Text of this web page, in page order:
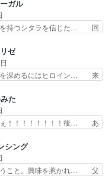
原の人が18歳になるま
なよした男（cv石田彰）
を増やせるのに… 今回はも
鳴にも似た怒… ユルと戦っ
ていたのが… しかしアサ
キオの… 色々とひっかけが
終わ… ゴンゾウが従える大
思…
ガル
を持つシタラを信じた… 回
の心は晴れず、モ… ドレゲ
彼女が人になり… ドレゲネ
、あのジャタ… 年上旦那が
でただ笑っ… ダイルの儀式
か…シ… 奥様に悲しい過
と思… ドレゲネとシタ
成さ…
ゼ
を深めるにはヒロイン… 来
愛い生物。クラス… 付き合
た違った悩みが… と一歩ず
微笑ま新汰の… ツインテー
ちゃんです… しかも過去も
お顔が… 黒絵「怪獣に憧れ
身が… 素の自分はどちらな
…
た
ぇ！！！！！！！！後… あ
悪くなってきたこ… 声優ま
町あられ/… ビオラの策略
wwwこ… 自信あれば評価
充実し… ・バーチャルだけ
シング
うこと。興味を惹かれ… 父